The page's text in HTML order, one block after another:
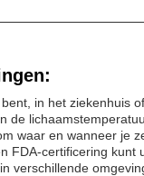
in het ziekenhuis
de
waar en wanneer je
FDA-certificering
verschillende